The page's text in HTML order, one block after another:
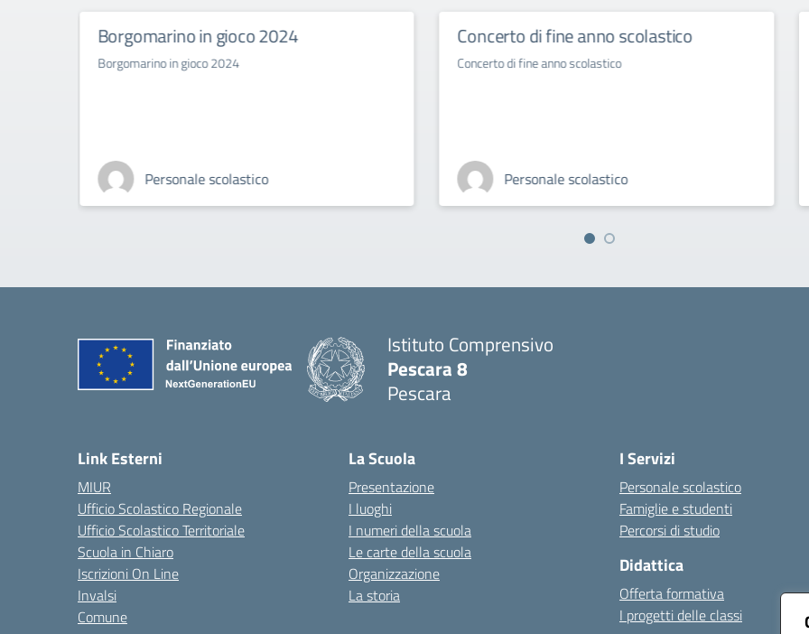
Borgomarino in gioco 2024
Borgomarino in gioco 2024
Personale scolastico
Concerto di fine anno scolastico
Concerto di fine anno scolastico
Personale scolastico
Istituto Comprensivo
Pescara 8
Pescara
Link Esterni
MIUR
Ufficio Scolastico Regionale
Ufficio Scolastico Territoriale
Scuola in Chiaro
Iscrizioni On Line
Invalsi
Comune
La Scuola
Presentazione
I luoghi
I numeri della scuola
Le carte della scuola
Organizzazione
La storia
I Servizi
Personale scolastico
Famiglie e studenti
Percorsi di studio
Didattica
Offerta formativa
I progetti delle classi